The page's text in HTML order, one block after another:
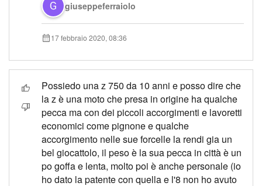
giuseppeferraiolo
17 febbraio 2020, 08:36
Possiedo una z 750 da 10 anni e posso dire che
la z è una moto che presa in origine ha qualche
pecca ma con dei piccoli accorgimenti e lavoretti
economici come pignone e qualche
accorgimento nelle sue forcelle la rendi gia un
bel giocattolo, il peso è la sua pecca in città è un
po goffa e lenta, molto poi è anche personale (io
ho dato la patente con quella e l'8 non ho avuto